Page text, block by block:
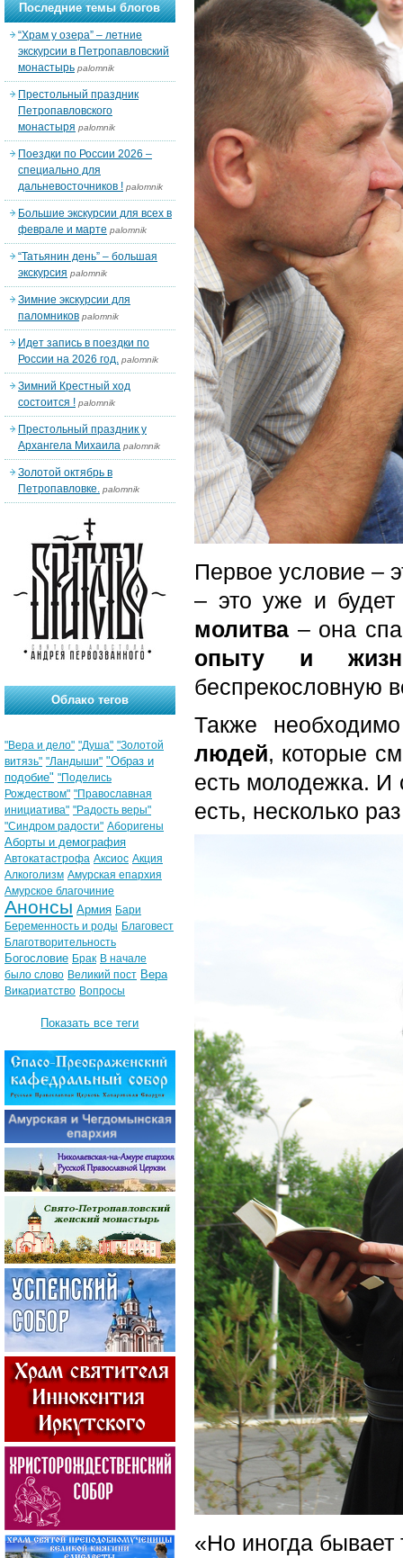
Первое условие –
– это уже и
молитва – она
опыту и
беспрекословную
Также
людей, которые
есть молодежка. И
есть, несколько
«Но иногда
Последние темы блогов
“Храм у озера” – летние
экскурсии в Петропавловский
монастырь palomnik
Престольный праздник
Петропавловского
монастыря palomnik
Поездки по России 2026 –
специально для
дальневосточников ! palomnik
Большие экскурсии для всех в
феврале и марте palomnik
“Татьянин день” – большая
экскурсия palomnik
Зимние экскурсии для
паломников palomnik
Идет запись в поездки по
России на 2026 год. palomnik
Зимний Крестный ход
состоится ! palomnik
Престольный праздник у
Архангела Михаила palomnik
Золотой октябрь в
Петропавловке. palomnik
Облако тегов
"Вера и дело" "Душа" "Золотой
витязь" "Ландыши" "Образ и
подобие" "Поделись
Рождеством" "Православная
инициатива" "Радость веры"
"Синдром радости" Аборигены
Аборты и демография
Автокатастрофа Аксиос Акция
Алкоголизм Амурская епархия
Амурское благочиние
Анонсы Армия Бари
Беременность и роды Благовест
Благотворительность
Богословие Брак В начале
было слово Великий пост Вера
Викариатство Вопросы
Показать все теги